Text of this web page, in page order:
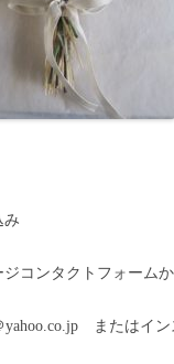
み
ジコンタクトフォーム
yahoo.co.jp またはイ